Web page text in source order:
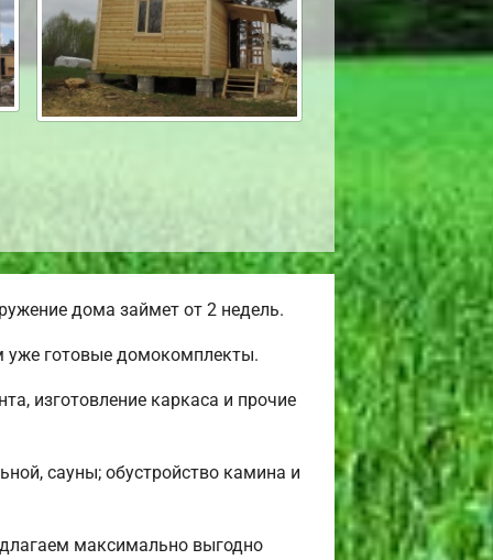
дома займет от 2 недель.
уже готовые домокомплекты.
изготовление каркаса и прочие
сауны; обустройство камина и
максимально выгодно